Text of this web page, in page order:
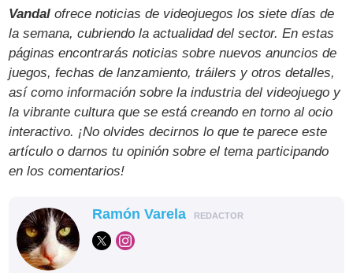
Vandal ofrece noticias de videojuegos los siete días de
la semana, cubriendo la actualidad del sector. En estas
páginas encontrarás noticias sobre nuevos anuncios de
juegos, fechas de lanzamiento, tráilers y otros detalles,
así como información sobre la industria del videojuego y
la vibrante cultura que se está creando en torno al ocio
interactivo. ¡No olvides decirnos lo que te parece este
artículo o darnos tu opinión sobre el tema participando
en los comentarios!
Ramón Varela REDACTOR